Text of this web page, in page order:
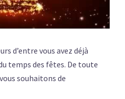
d’entre vous avez déjà
temps des fêtes. De toute
souhaitons de